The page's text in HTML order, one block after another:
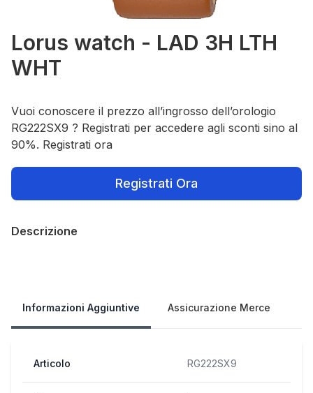
Lorus watch - LAD 3H LTH
WHT
Vuoi conoscere il prezzo all’ingrosso dell’orologio
RG222SX9 ? Registrati per accedere agli sconti sino al
90%. Registrati ora
Registrati Ora
Descrizione
Informazioni Aggiuntive Assicurazione Merce
Articolo RG222SX9